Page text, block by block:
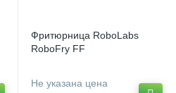
Фритюрница RoboLabs
RoboFry FF
Не указана цена